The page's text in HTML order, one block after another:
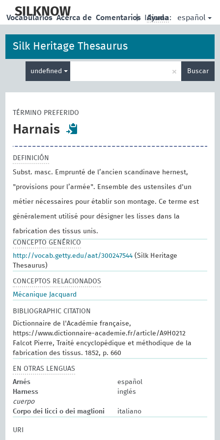
main
SILKNOW | Idioma: español
Vocabularios Acerca de Comentarios Ayuda
Silk Heritage Thesaurus
undefined × Buscar
TÉRMINO PREFERIDO
Harnais
DEFINICIÓN
Subst. masc. Emprunté de l’ancien scandinave hernest,
"provisions pour l’armée". Ensemble des ustensiles d'un
métier nécessaires pour établir son montage. Ce terme est
généralement utilisé pour désigner les lisses dans la
fabrication des tissus unis.
CONCEPTO GENÉRICO
http://vocab.getty.edu/aat/300247544 (Silk Heritage
Thesaurus)
CONCEPTOS RELACIONADOS
Mécanique Jacquard
BIBLIOGRAPHIC CITATION
Dictionnaire de l'Académie française,
https://www.dictionnaire-academie.fr/article/A9H0212
Falcot Pierre, Traité encyclopédique et méthodique de la
fabrication des tissus. 1852, p. 660
EN OTRAS LENGUAS
Arnés
español
Harness
inglés
cuerpo
Corpo dei licci o dei maglioni
italiano
URI